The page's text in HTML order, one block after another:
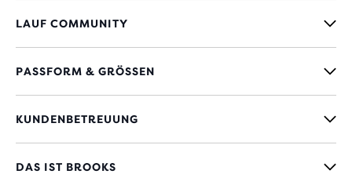
LAUF COMMUNITY
PASSFORM & GRÖSSEN
KUNDENBETREUUNG
DAS IST BROOKS